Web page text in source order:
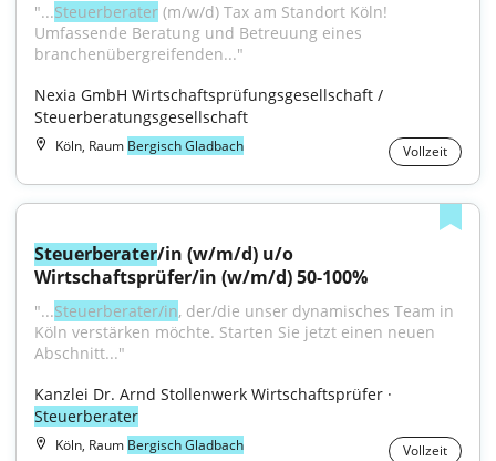
"...Steuerberater (m/w/d) Tax am Standort Köln!
Umfassende Beratung und Betreuung eines
branchenübergreifenden..."
Nexia GmbH Wirtschaftsprüfungsgesellschaft /
Steuerberatungsgesellschaft
Köln, Raum Bergisch Gladbach Vollzeit
Steuerberater/in (w/m/d) u/o
Wirtschaftsprüfer/in (w/m/d) 50-100%
"...Steuerberater/in, der/die unser dynamisches Team in
Köln verstärken möchte. Starten Sie jetzt einen neuen
Abschnitt..."
Steuerberater
Köln, Raum Bergisch Gladbach Vollzeit